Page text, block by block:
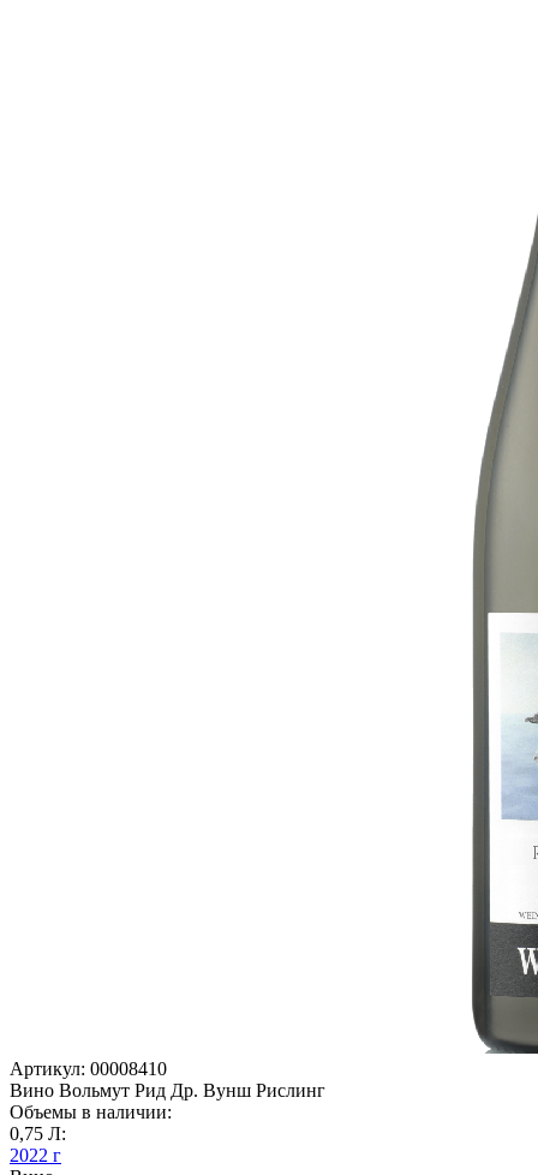
Артикул: 00008410
Вино Вольмут Рид Др. Вунш Рислинг
Объемы в наличии:
0,75 Л:
2022 г